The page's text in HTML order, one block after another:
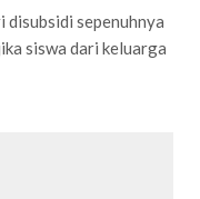
disubsidi sepenuhnya
siswa dari keluarga